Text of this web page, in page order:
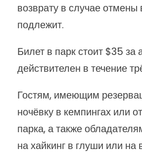
возврату в случае отмены
подлежит.
Билет в парк стоит $35 за
действителен в течение
Гостям, имеющим
ночёвку в кемпингах или
парка, а также
на хайкинг в глуши или на